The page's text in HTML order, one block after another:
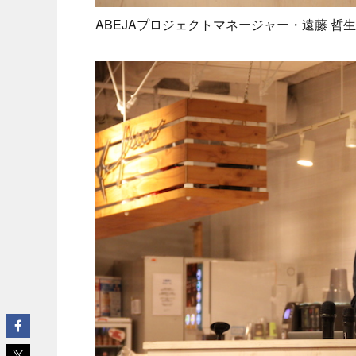
ABEJAプロジェクトマネージャー・遠藤 哲